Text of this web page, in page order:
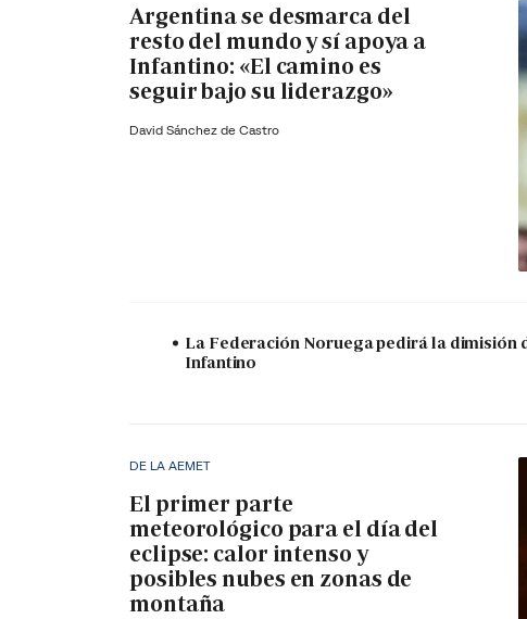
Argentina se desmarca del
resto del mundo y sí apoya a
Infantino: «El camino es
seguir bajo su liderazgo»
David Sánchez de Castro
La Federación Noruega pedirá la dimisión
Infantino
DE LA AEMET
El primer parte
meteorológico para el día del
eclipse: calor intenso y
posibles nubes en zonas de
montaña